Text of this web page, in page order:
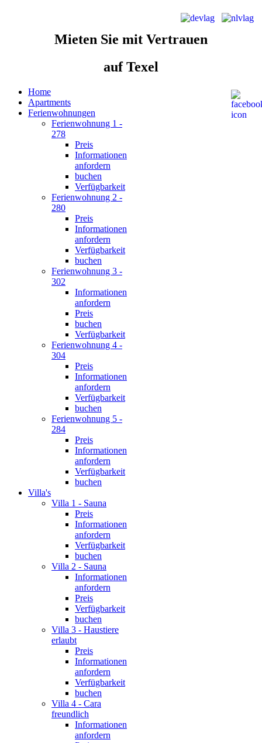
Mieten Sie mit Vertrauen
auf Texel
Home
Apartments
Ferienwohnungen
Ferienwohnung 1 -
278
Preis
Informationen
anfordern
buchen
Verfügbarkeit
Ferienwohnung 2 -
280
Preis
Informationen
anfordern
Verfügbarkeit
buchen
Ferienwohnung 3 -
302
Informationen
anfordern
Preis
buchen
Verfügbarkeit
Ferienwohnung 4 -
304
Preis
Informationen
anfordern
Verfügbarkeit
buchen
Ferienwohnung 5 -
284
Preis
Informationen
anfordern
Verfügbarkeit
buchen
Villa's
Villa 1 - Sauna
Preis
Informationen
anfordern
Verfügbarkeit
buchen
Villa 2 - Sauna
Informationen
anfordern
Preis
Verfügbarkeit
buchen
Villa 3 - Haustiere
erlaubt
Preis
Informationen
anfordern
Verfügbarkeit
buchen
Villa 4 - Cara
freundlich
Informationen
anfordern